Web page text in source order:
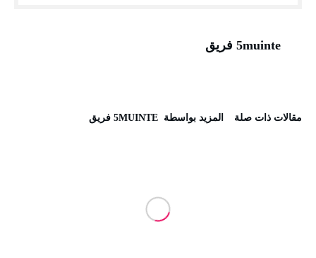
5muinte فريق
‫مقالات ذات صلة‬ ‫‫المزيد بواسطة‬ ‬ 5MUINTE فريق